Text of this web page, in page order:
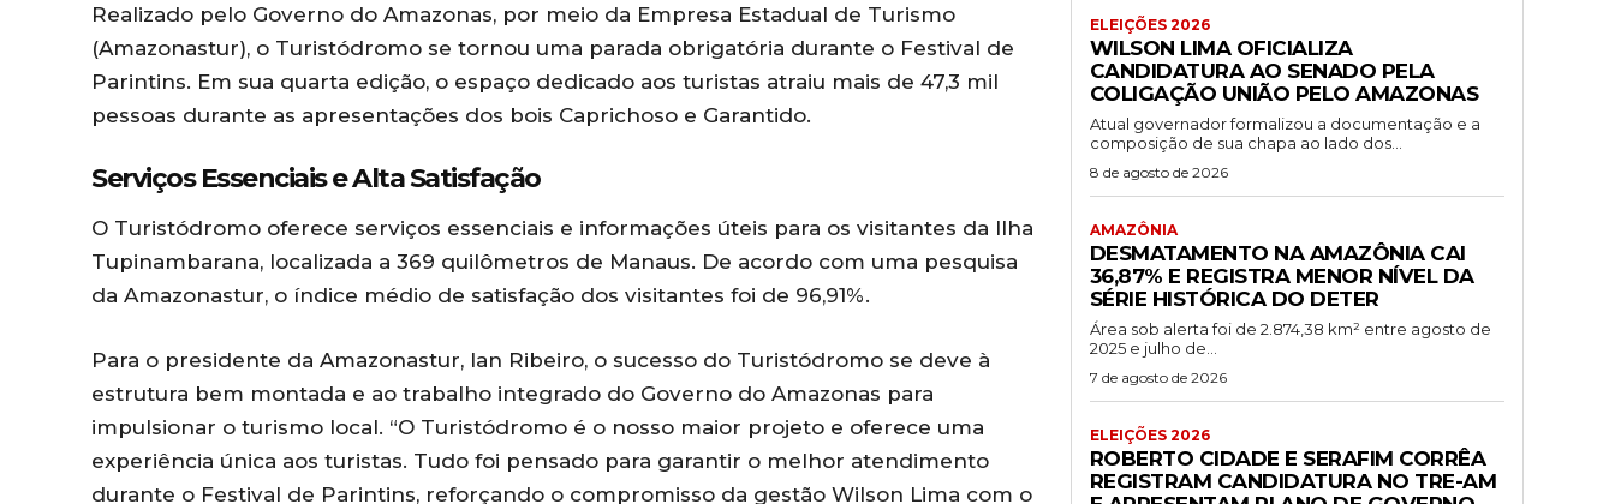
Realizado pelo Governo do Amazonas, por meio da Empresa Estadual de Turismo
(Amazonastur), o Turistódromo se tornou uma parada obrigatória durante o Festival de
Parintins. Em sua quarta edição, o espaço dedicado aos turistas atraiu mais de 47,3 mil
pessoas durante as apresentações dos bois Caprichoso e Garantido.
Serviços Essenciais e Alta Satisfação
O Turistódromo oferece serviços essenciais e informações úteis para os visitantes da Ilha
Tupinambarana, localizada a 369 quilômetros de Manaus. De acordo com uma pesquisa
da Amazonastur, o índice médio de satisfação dos visitantes foi de 96,91%.
Para o presidente da Amazonastur, Ian Ribeiro, o sucesso do Turistódromo se deve à
estrutura bem montada e ao trabalho integrado do Governo do Amazonas para
impulsionar o turismo local. “O Turistódromo é o nosso maior projeto e oferece uma
experiência única aos turistas. Tudo foi pensado para garantir o melhor atendimento
durante o Festival de Parintins, reforçando o compromisso da gestão Wilson Lima com o
ELEIÇÕES 2026
WILSON LIMA OFICIALIZA
CANDIDATURA AO SENADO PELA
COLIGAÇÃO UNIÃO PELO AMAZONAS
Atual governador formalizou a documentação e a
composição de sua chapa ao lado dos...
8 de agosto de 2026
AMAZÔNIA
DESMATAMENTO NA AMAZÔNIA CAI
36,87% E REGISTRA MENOR NÍVEL DA
SÉRIE HISTÓRICA DO DETER
Área sob alerta foi de 2.874,38 km² entre agosto de
2025 e julho de...
7 de agosto de 2026
ELEIÇÕES 2026
ROBERTO CIDADE E SERAFIM CORRÊA
REGISTRAM CANDIDATURA NO TRE-AM